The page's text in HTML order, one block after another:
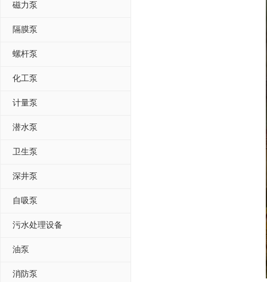
磁力泵
隔膜泵
螺杆泵
化工泵
计量泵
潜水泵
卫生泵
深井泵
自吸泵
污水处理设备
油泵
消防泵